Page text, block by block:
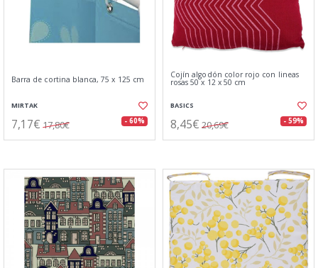
Barra de cortina blanca, 75 x 125 cm
MIRTAK
7,17€ 17,80€ - 60%
Cojín algodón color rojo con lineas
rosas 50 x 12 x 50 cm
BASICS
8,45€ 20,69€ - 59%